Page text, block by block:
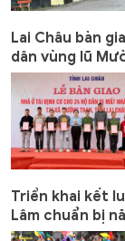
Lai Châu bàn
dân vùng lũ
Triển khai kết
Lâm chuẩn bị